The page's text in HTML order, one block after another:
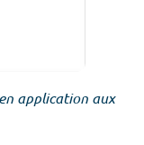
application aux